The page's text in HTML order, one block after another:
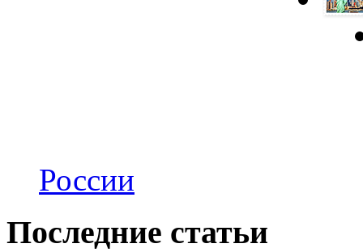
России
Последние статьи